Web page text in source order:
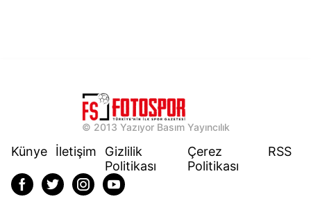
© 2013 Yazıyor Basım Yayıncılık
Künye İletişim
Gizlilik
Politikası
Çerez
Politikası
RSS